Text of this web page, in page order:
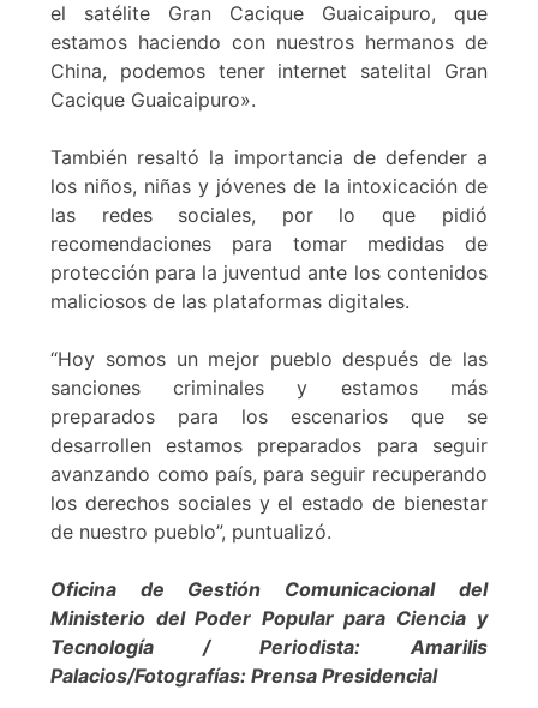
el satélite Gran Cacique Guaicaipuro, que
estamos haciendo con nuestros hermanos de
China, podemos tener internet satelital Gran
Cacique Guaicaipuro».
También resaltó la importancia de defender a
los niños, niñas y jóvenes de la intoxicación de
las redes sociales, por lo que pidió
recomendaciones para tomar medidas de
protección para la juventud ante los contenidos
maliciosos de las plataformas digitales.
“Hoy somos un mejor pueblo después de las
sanciones criminales y estamos más
preparados para los escenarios que se
desarrollen estamos preparados para seguir
avanzando como país, para seguir recuperando
los derechos sociales y el estado de bienestar
de nuestro pueblo”, puntualizó.
Oficina de Gestión Comunicacional del
Ministerio del Poder Popular para Ciencia y
Tecnología / Periodista: Amarilis
Palacios/Fotografías: Prensa Presidencial